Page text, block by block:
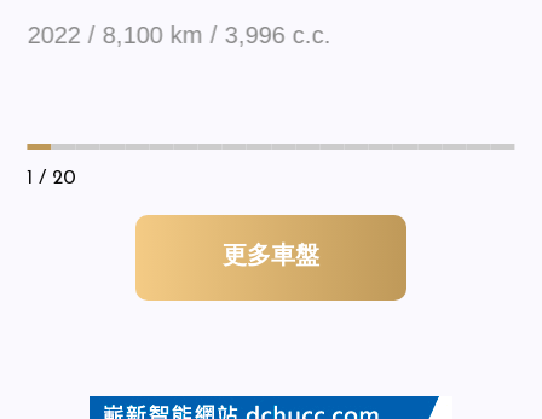
2022 / 8,100 km / 3,996 c.c.
1 / 20
更多車盤